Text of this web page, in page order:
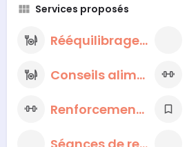
Services proposés
Rééquilibrage alimentaire
Conseils alimentaires nutritionnels
Renforcement musculaire